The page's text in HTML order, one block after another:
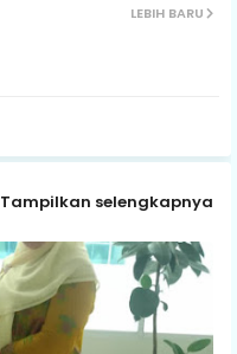
LEBIH BARU
Tampilkan selengkapnya